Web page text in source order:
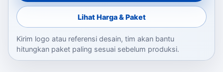
Lihat Harga & Paket
Kirim logo atau referensi desain, tim akan bantu
hitungkan paket paling sesuai sebelum produksi.